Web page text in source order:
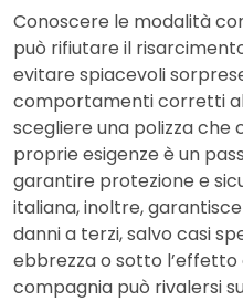
Conoscere le modalità
può rifiutare il
evitare spiacevoli
comportamenti corretti
scegliere una polizza
proprie esigenze è un
garantire protezione e
italiana, inoltre,
danni a terzi, salvo casi
ebbrezza o sotto l’effetto
compagnia può rivalersi